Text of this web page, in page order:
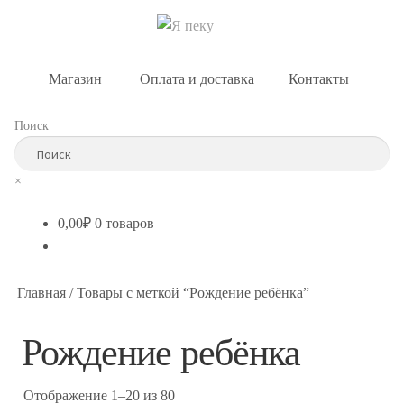
Магазин Оплата и доставка Контакты
Поиск
×
0,00₽ 0 товаров
Главная /Товары с меткой “Рождение ребёнка”
Рождение ребёнка
Отображение 1–20 из 80